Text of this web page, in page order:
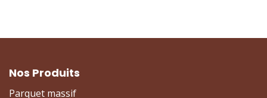
Nos Produits
Parquet massif